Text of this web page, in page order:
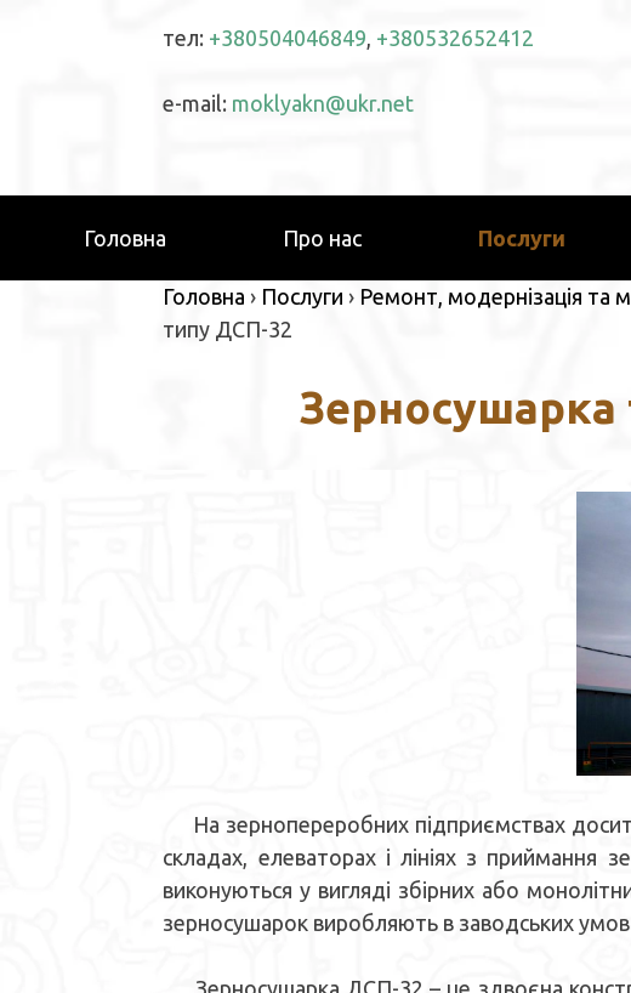
тел: +380504046849, +380532652412
e-mail: moklyakn@ukr.net
Головна Про нас Послуги
Головна › Послуги › Ремонт, модернізація
типу ДСП-32
На зернопереробних підприємствах
складах, елеваторах і лініях з приймання
виконуються у вигляді збірних або
зерносушарок виробляють в заводських